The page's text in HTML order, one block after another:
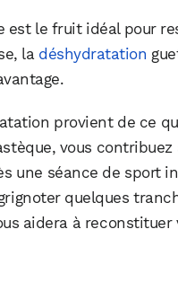
est le fruit idéal pour
la déshydratation
provient de ce
vous
une séance de sport
quelques
aidera à